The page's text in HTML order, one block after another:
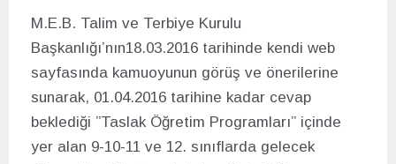
M.E.B. Talim ve Terbiye Kurulu
Başkanlığı’nın18.03.2016 tarihinde kendi web
sayfasında kamuoyunun görüş ve önerilerine
sunarak, 01.04.2016 tarihine kadar cevap
beklediği ”Taslak Öğretim Programları” içinde
yer alan 9-10-11 ve 12. sınıflarda gelecek